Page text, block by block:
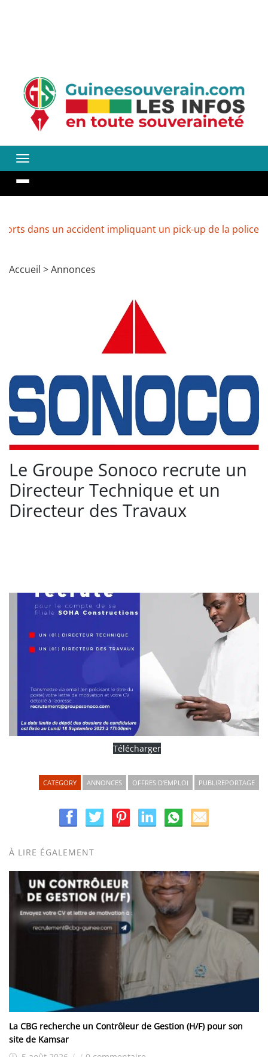
un accident impliquant un pick-up de la police
Accueil >Annonces
Le Groupe Sonoco recrute un
Directeur Technique et un
Directeur des Travaux
Télécharger
CATEGORY ANNONCES OFFRES D'EMPLOI PUBLIREPORTAGE
À LIRE ÉGALEMENT
La CBG recherche un Contrôleur de Gestion (H/F) pour son
site de Kamsar